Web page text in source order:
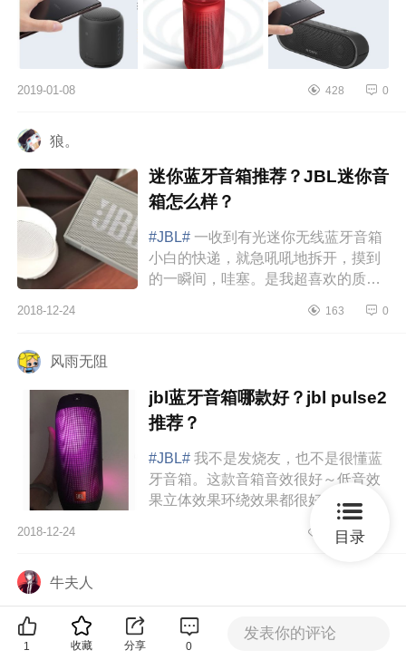
2019-01-08 428 0
狼。
迷你蓝牙音箱推荐？JBL迷你音
箱怎么样？
#JBL# 一收到有光迷你无线蓝牙音箱
小白的快递，就急吼吼地拆开，摸到
的一瞬间，哇塞。是我超喜欢的质
2018-12-24 163 0
风雨无阻
jbl蓝牙音箱哪款好？jbl pulse2
推荐？
#JBL# 我不是发烧友，也不是很懂蓝
牙音箱。这款音箱音效很好～低音效
果立体效果环绕效果都很好，一点都
不像那么小个东西发出的声音，听歌
太舒服了，而且防水，洗澡可以...
2018-12-24 295
牛夫人
beats蓝牙音箱怎么样？beats
pill+音质怎么样？
1 收藏 分享 0
发表你的评论
目录